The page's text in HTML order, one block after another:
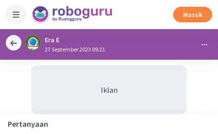
Masuk
Era E
27 September 2023 09:21
Iklan
Pertanyaan